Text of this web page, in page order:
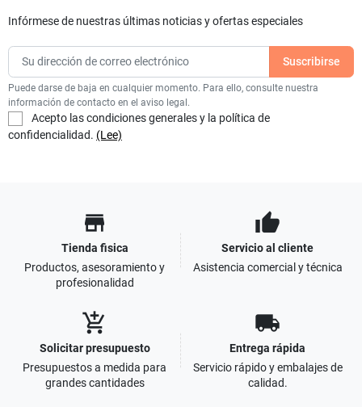
Infórmese de nuestras últimas noticias y ofertas especiales
Puede darse de baja en cualquier momento. Para ello, consulte nuestra
información de contacto en el aviso legal.
Acepto las condiciones generales y la política de
confidencialidad. (Lee)
store
Tienda fisica
Productos, asesoramiento y
profesionalidad
thumb_up
Servicio al cliente
Asistencia comercial y técnica
add_shopping_cart
Solicitar presupuesto
Presupuestos a medida para
grandes cantidades
local_shipping
Entrega rápida
Servicio rápido y embalajes de
calidad.